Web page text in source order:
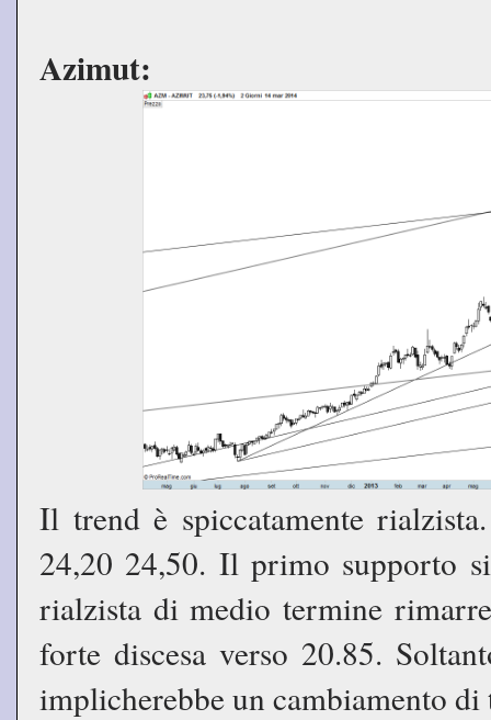
Azimut:
Il trend è spiccatamente
24,20 24,50. Il primo supporto
rialzista di medio termine
forte discesa verso 20.85.
implicherebbe un cambiamento di